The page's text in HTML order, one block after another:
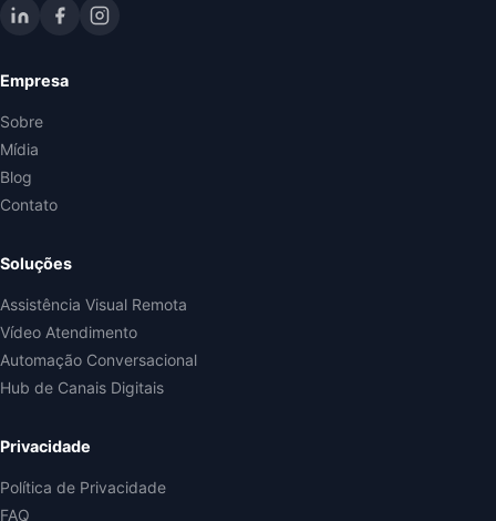
Empresa
Sobre
Mídia
Blog
Contato
Soluções
Assistência Visual Remota
Vídeo Atendimento
Automação Conversacional
Hub de Canais Digitais
Privacidade
Política de Privacidade
FAQ